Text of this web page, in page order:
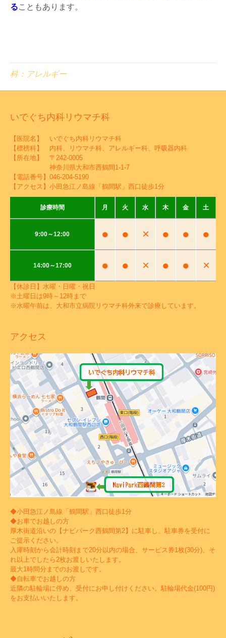
ることもあります。
科：アレルギー
いでぐち内科リウマチ科
【医院名】 いでぐち内科リウマチ科
【標榜科】 内科、リウマチ科、アレルギー科、呼吸器内科
【所在地】 〒242-0005
神奈川県大和市西鶴間1-1-7
【電話番号】 046-204-5190
【アクセス】小田急江ノ島線「鶴間駅」西口徒歩1分
診療時間 月 火 水 木 金 土
9:00～12:00 ● ● × ● ● ●
14:00～17:00 ● ● × ● ● ×
【休診日】水曜・日曜・祝日
※土曜日は9時～12時まで
※水曜午前は、大和市立病院リウマチ科外来で診療しています。
アクセス
◆小田急江ノ島線「鶴間駅」西口徒歩1分
◆お車でお越しの方
厚木街道沿いの【ナビパーク西鶴間第2】に駐車し、駐車券を受付に
ご提示ください。
入庫時刻から会計時刻まで20分以内の場合、サービス券1枚(30分)、そ
れ以上でしたら2枚お渡しいたします。
最大1時間分までのお渡しです。
◆自転車でお越しの方
近隣の駐輪場に停め、受付にお申し付けください。駐輪場代金(100円)
をお支払いいたします。